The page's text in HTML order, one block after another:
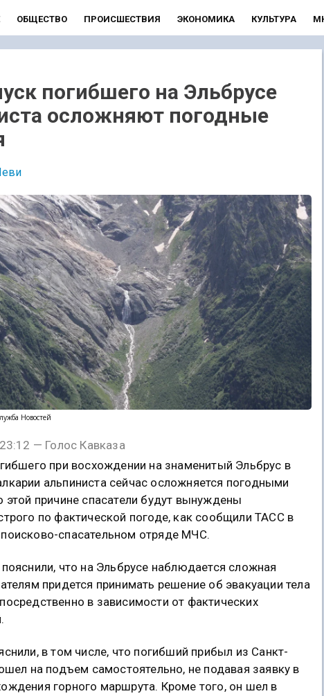
ОБЩЕСТВО ПРОИСШЕСТВИЯ ЭКОНОМИКА КУЛЬТУРА
погибшего на Эльбрусе
осложняют погодные
Новостей
— Голос Кавказа
при восхождении на знаменитый Эльбрус в
альпиниста сейчас осложняется погодными
этой причине спасатели будут вынуждены
по фактической погоде, как сообщили ТАСС в
спасательном отряде МЧС.
что на Эльбрусе наблюдается сложная
придется принимать решение об эвакуации тела
в зависимости от фактических
в том числе, что погибший прибыл из Санкт-
на подъем самостоятельно, не подавая заявку в
горного маршрута. Кроме того, он шел в